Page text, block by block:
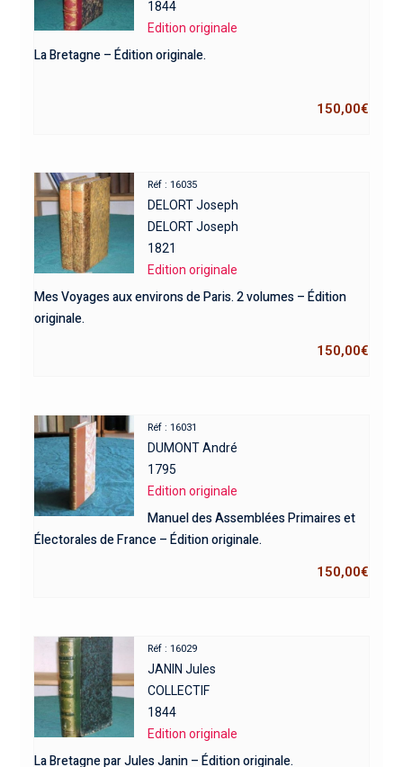
1844
Edition originale
La Bretagne – Édition originale.
150,00€
Réf : 16035
DELORT Joseph
DELORT Joseph
1821
Edition originale
Mes Voyages aux environs de Paris. 2 volumes – Édition
originale.
150,00€
Réf : 16031
DUMONT André
1795
Edition originale
Manuel des Assemblées Primaires et
Électorales de France – Édition originale.
150,00€
Réf : 16029
JANIN Jules
COLLECTIF
1844
Edition originale
La Bretagne par Jules Janin – Édition originale.